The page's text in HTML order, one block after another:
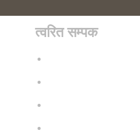
त्वरित सम्पक